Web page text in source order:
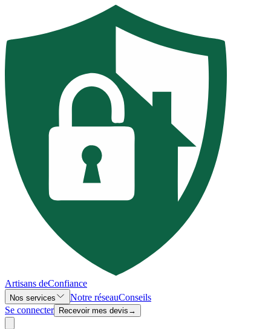
Artisans deConfiance
Nos services Notre réseauConseils
Se connecter
Recevoir mes devis →